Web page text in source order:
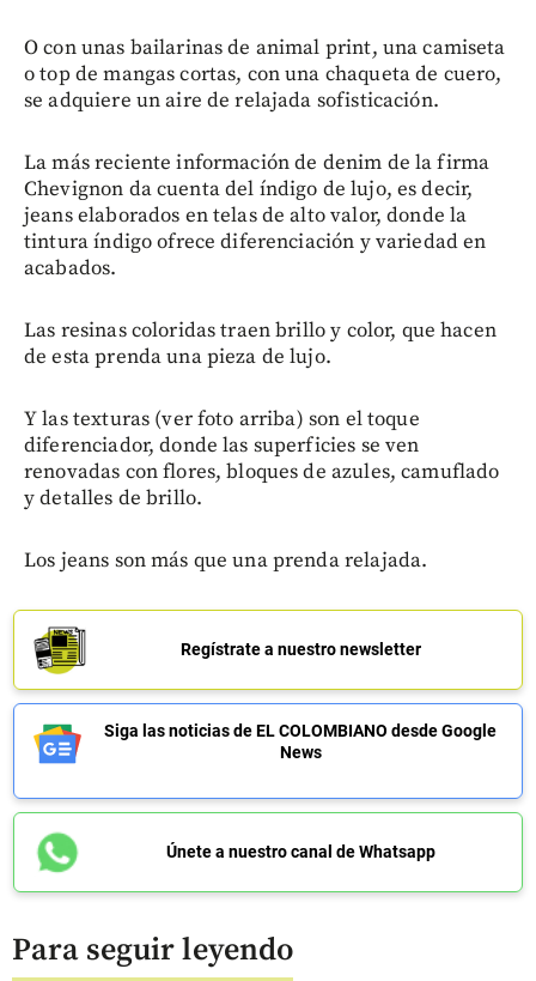
O con unas bailarinas de animal print, una camiseta
o top de mangas cortas, con una chaqueta de cuero,
se adquiere un aire de relajada sofisticación.
La más reciente información de denim de la firma
Chevignon da cuenta del índigo de lujo, es decir,
jeans elaborados en telas de alto valor, donde la
tintura índigo ofrece diferenciación y variedad en
acabados.
Las resinas coloridas traen brillo y color, que hacen
de esta prenda una pieza de lujo.
Y las texturas (ver foto arriba) son el toque
diferenciador, donde las superficies se ven
renovadas con flores, bloques de azules, camuflado
y detalles de brillo.
Los jeans son más que una prenda relajada.
Regístrate a nuestro newsletter
Siga las noticias de EL COLOMBIANO desde Google
News
Únete a nuestro canal de Whatsapp
Para seguir leyendo